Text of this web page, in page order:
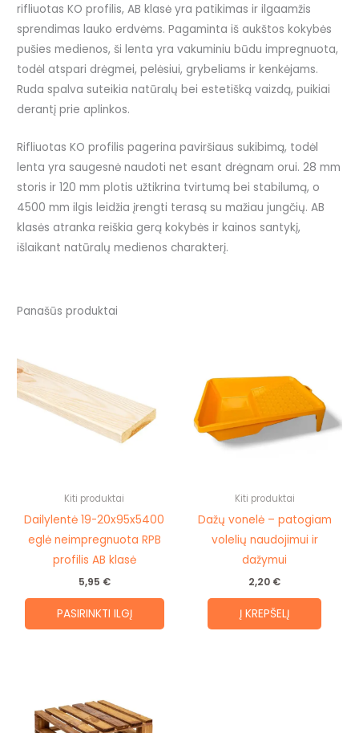
rifliuotas KO profilis, AB klasė yra patikimas ir ilgaamžis
sprendimas lauko erdvėms. Pagaminta iš aukštos kokybės
pušies medienos, ši lenta yra vakuminiu būdu impregnuota,
todėl atspari drėgmei, pelėsiui, grybeliams ir kenkėjams.
Ruda spalva suteikia natūralų bei estetišką vaizdą, puikiai
derantį prie aplinkos.
Rifliuotas KO profilis pagerina paviršiaus sukibimą, todėl
lenta yra saugesnė naudoti net esant drėgnam orui. 28 mm
storis ir 120 mm plotis užtikrina tvirtumą bei stabilumą, o
4500 mm ilgis leidžia įrengti terasą su mažiau jungčių. AB
klasės atranka reiškia gerą kokybės ir kainos santykį,
išlaikant natūralų medienos charakterį.
Panašūs produktai
Kiti produktai
Dailylentė 19-20x95x5400
eglė neimpregnuota RPB
profilis AB klasė
5,95 €
PASIRINKTI ILGĮ
multiple
variants.
chosen
page
Kiti produktai
Dažų vonelė – patogiam
volelių naudojimui ir
dažymui
2,20 €
Į KREPŠELĮ